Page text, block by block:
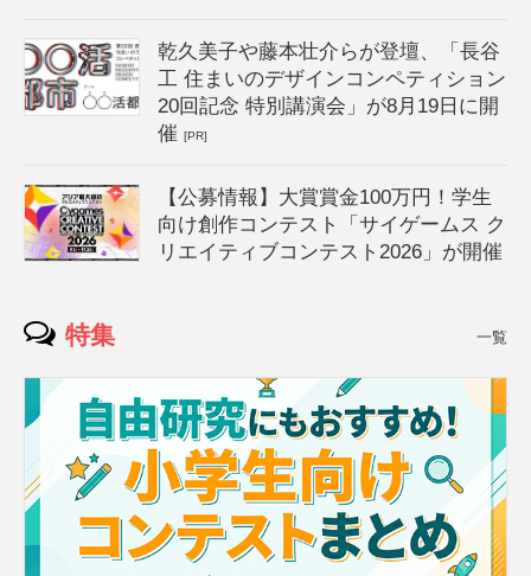
乾久美子や藤本壮介らが登壇、「長谷
工 住まいのデザインコンペティション
20回記念 特別講演会」が8月19日に開
催[PR]
【公募情報】大賞賞金100万円！学生
向け創作コンテスト「サイゲームス ク
リエイティブコンテスト2026」が開催
特集 一覧